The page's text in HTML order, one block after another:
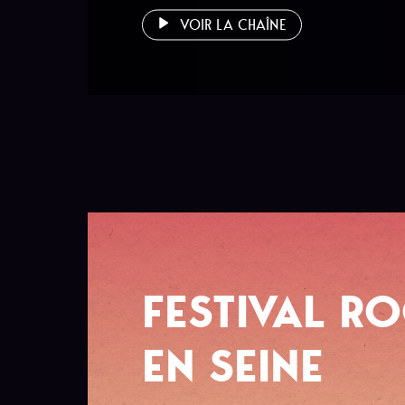
VOIR LA CHAÎNE
FESTIVAL
EN SEINE